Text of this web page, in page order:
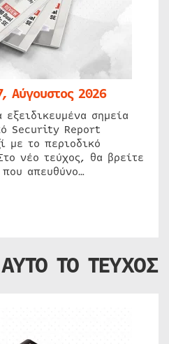
Αύγουστος 2026
σημεία
Security Report
με το περιοδικό
νέο τεύχος, θα βρείτε
απευθύνο…
ΤΟ ΤΕΥΧΟΣ